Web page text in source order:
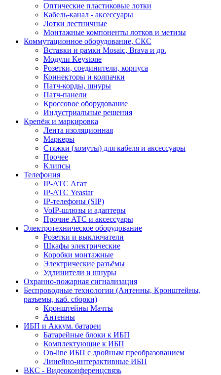
Оптические пластиковые лотки
Кабель-канал - аксессуары
Лотки лестничные
Монтажные компоненты лотков и метизы
Коммутационное оборудование, СКС
Вставки и рамки Mosaic, Brava и др.
Модули Keystone
Розетки, соединители, корпуса
Коннекторы и колпачки
Патч-корды, шнуры
Патч-панели
Кроссовое оборудование
Индустриальные решения
Крепёж и маркировка
Лента изоляционная
Маркеры
Стяжки (хомуты) для кабеля и аксессуары
Прочее
Клипсы
Телефония
IP-АТС Агат
IP-АТС Yeastar
IP-телефоны (SIP)
VoIP-шлюзы и адаптеры
Прочие АТС и аксессуары
Электротехническое оборудование
Розетки и выключатели
Шкафы электрические
Коробки монтажные
Электрические разъёмы
Удлинители и шнуры
Охранно-пожарная сигнализация
Беспроводные технологии (Антенны, Кронштейны,
разъемы, каб. сборки)
Кронштейны Мачты
Антенны
ИБП и Аккум. батареи
Батарейные блоки к ИБП
Комплектующие к ИБП
On-line ИБП с двойным преобразованием
Линейно-интерактивные ИБП
ВКС - Видеоконференцсвязь